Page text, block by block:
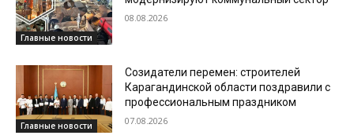
Главные новости
08.08.2026
Главные новости
Созидатели перемен: строителей
Карагандинской области поздравили с
профессиональным праздником
07.08.2026